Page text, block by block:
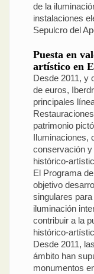
de la
instalaciones
Sepulcro del
Puesta en
artístico en
Desde 2011, y
de euros,
principales
patrimonio
Iluminaciones,
conservación
histórico-
El Programa
objetivo
singulares
iluminación
contribuir a la
histórico-
Desde 2011,
ámbito han
monumentos